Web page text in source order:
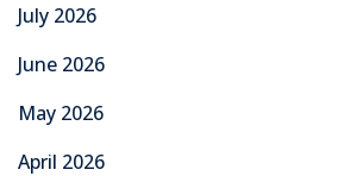
July 2026
June 2026
May 2026
April 2026